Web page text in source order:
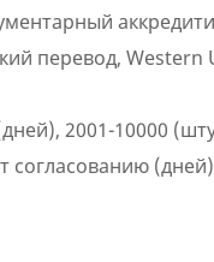
перевод, Western
2001-10000
согласованию (дней)